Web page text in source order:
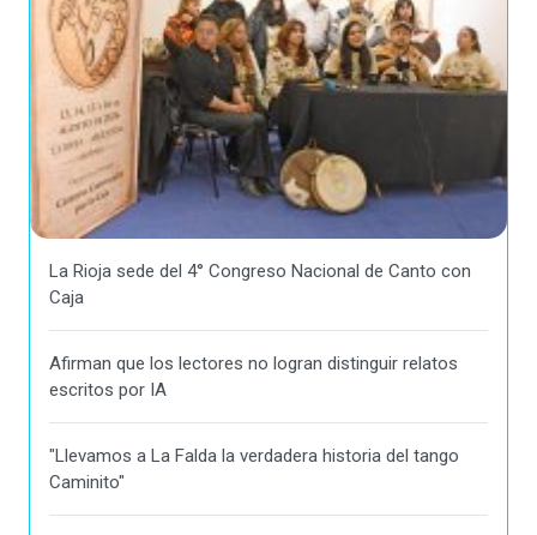
La Rioja sede del 4° Congreso Nacional de Canto con
Caja
Afirman que los lectores no logran distinguir relatos
escritos por IA
"Llevamos a La Falda la verdadera historia del tango
Caminito"